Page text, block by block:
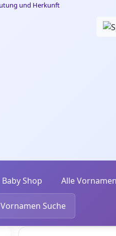
Baby Shop Alle
Vornamen Suche